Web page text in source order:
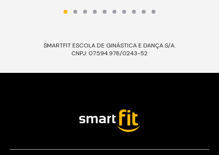
falta de estratégia. A verdade é que o
SMARTFIT ESCOLA DE GINÁSTICA E DANÇA S/A.
CNPJ: 07.594.978/0243-52